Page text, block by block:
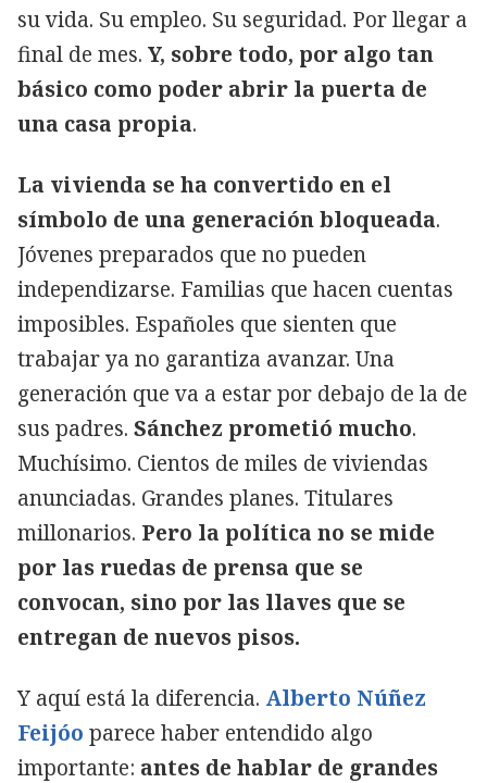
su vida. Su empleo. Su seguridad. Por llegar a
final de mes. Y, sobre todo, por algo tan
básico como poder abrir la puerta de
una casa propia.
La vivienda se ha convertido en el
símbolo de una generación bloqueada.
Jóvenes preparados que no pueden
independizarse. Familias que hacen cuentas
imposibles. Españoles que sienten que
trabajar ya no garantiza avanzar. Una
generación que va a estar por debajo de la de
sus padres. Sánchez prometió mucho.
Muchísimo. Cientos de miles de viviendas
anunciadas. Grandes planes. Titulares
millonarios. Pero la política no se mide
por las ruedas de prensa que se
convocan, sino por las llaves que se
entregan de nuevos pisos.
Y aquí está la diferencia. Alberto Núñez
Feijóo parece haber entendido algo
importante: antes de hablar de grandes